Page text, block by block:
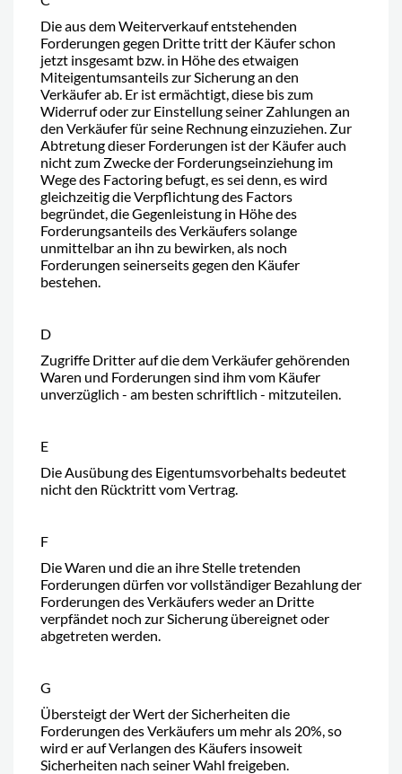
Die aus dem Weiterverkauf entstehenden
Forderungen gegen Dritte tritt der Käufer schon
jetzt insgesamt bzw. in Höhe des etwaigen
Miteigentumsanteils zur Sicherung an den
Verkäufer ab. Er ist ermächtigt, diese bis zum
Widerruf oder zur Einstellung seiner Zahlungen an
den Verkäufer für seine Rechnung einzuziehen. Zur
Abtretung dieser Forderungen ist der Käufer auch
nicht zum Zwecke der Forderungseinziehung im
Wege des Factoring befugt, es sei denn, es wird
gleichzeitig die Verpflichtung des Factors
begründet, die Gegenleistung in Höhe des
Forderungsanteils des Verkäufers solange
unmittelbar an ihn zu bewirken, als noch
Forderungen seinerseits gegen den Käufer
bestehen.
D
Zugriffe Dritter auf die dem Verkäufer gehörenden
Waren und Forderungen sind ihm vom Käufer
unverzüglich - am besten schriftlich - mitzuteilen.
E
Die Ausübung des Eigentumsvorbehalts bedeutet
nicht den Rücktritt vom Vertrag.
F
Die Waren und die an ihre Stelle tretenden
Forderungen dürfen vor vollständiger Bezahlung der
Forderungen des Verkäufers weder an Dritte
verpfändet noch zur Sicherung übereignet oder
abgetreten werden.
G
Übersteigt der Wert der Sicherheiten die
Forderungen des Verkäufers um mehr als 20%, so
wird er auf Verlangen des Käufers insoweit
Sicherheiten nach seiner Wahl freigeben.